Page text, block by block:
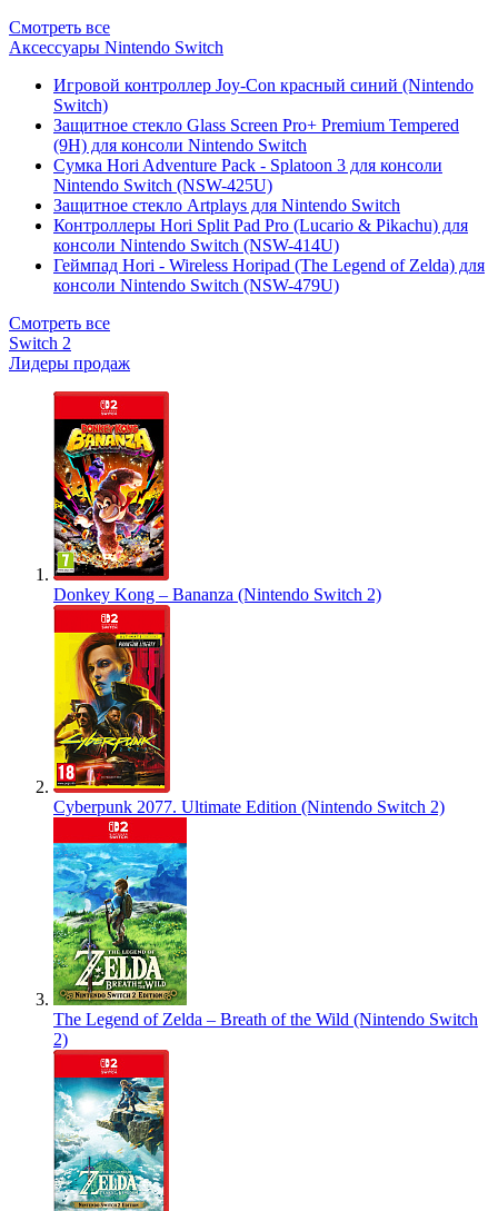
Смотреть все
Аксессуары Nintendo Switch
Игровой контроллер Joy-Con красный синий (Nintendo
Switch)
Защитное стекло Glass Screen Pro+ Premium Tempered
(9H) для консоли Nintendo Switch
Сумка Hori Adventure Pack - Splatoon 3 для консоли
Nintendo Switch (NSW-425U)
Защитное стекло Artplays для Nintendo Switch
Контроллеры Hori Split Pad Pro (Lucario & Pikachu) для
консоли Nintendo Switch (NSW-414U)
Геймпад Hori - Wireless Horipad (The Legend of Zelda) для
консоли Nintendo Switch (NSW-479U)
Смотреть все
Switch 2
Лидеры продаж
Donkey Kong – Bananza (Nintendo Switch 2)
Cyberpunk 2077. Ultimate Edition (Nintendo Switch 2)
The Legend of Zelda – Breath of the Wild (Nintendo Switch
2)